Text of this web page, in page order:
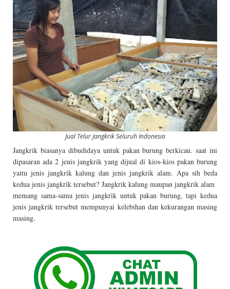
Jual Telur Jangkrik Seluruh Indonesia
Jangkrik biasanya dibudidaya untuk pakan burung berkicau. saat ini
dipasaran ada 2 jenis jangkrik yang dijual di kios-kios pakan burung
yaitu jenis jangkrik kalung dan jenis jangkrik alam. Apa sih beda
kedua jenis jangkrik tersebut? Jangkrik kalung maupan jangkrik alam
memang sama-sama jenis jangkrik untuk pakan burung, tapi kedua
jenis jangkrik tersebut mempunyai kelebihan dan kekurangan masing
masing.